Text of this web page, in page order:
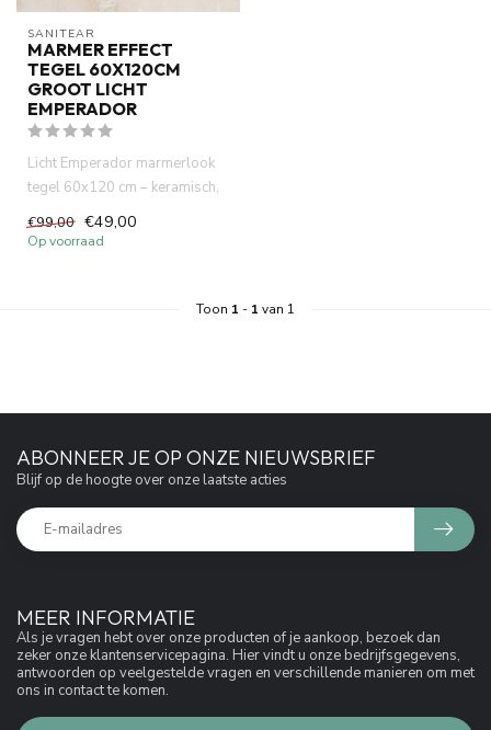
SANITEAR
MARMER EFFECT
TEGEL 60X120CM
GROOT LICHT
EMPERADOR
Licht Emperador marmerlook
tegel 60x120 cm – keramisch,
onderhoudsvriendelijk en...
€99,00 €49,00
Op voorraad
Toon 1 - 1 van 1
MEER INFORMATIE
Als je vragen hebt over onze producten of je aankoop, bezoek dan
zeker onze klantenservicepagina. Hier vindt u onze bedrijfsgegevens,
antwoorden op veelgestelde vragen en verschillende manieren om met
ons in contact te komen.
ABONNEER JE OP ONZE NIEUWSBRIEF
Blijf op de hoogte over onze laatste acties